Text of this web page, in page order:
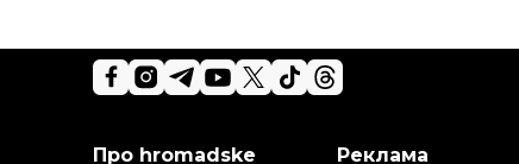
Про hromadske Реклама